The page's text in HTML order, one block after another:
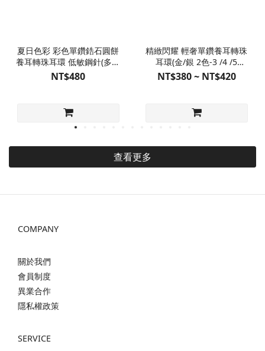
夏日色彩 彩色單鑽鋯石圓餅
養耳轉珠耳環 低敏鋼針(多色
販售)
NT$480
精緻閃耀 輕奢單鑽養耳轉珠
耳環(金/銀 2色-3 /4 /5
/6mm4種尺寸)
NT$380 ~ NT$420
查看更多
COMPANY
關於我們
會員制度
異業合作
隱私權政策
SERVICE